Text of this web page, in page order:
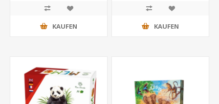
KAUFEN KAUFEN